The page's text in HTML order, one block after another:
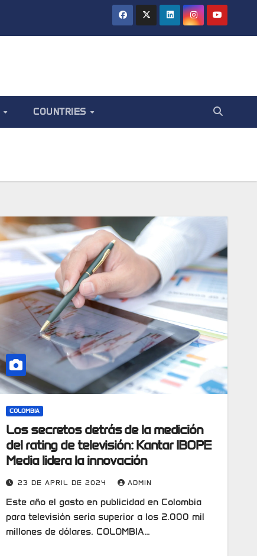
COUNTRIES
COLOMBIA
Los secretos detrás de la medición
del rating de televisión: Kantar IBOPE
Media lidera la innovación
23 DE APRIL DE 2024 ADMIN
Este año el gasto en publicidad en Colombia
para televisión sería superior a los 2.000 mil
millones de dólares. COLOMBIA…